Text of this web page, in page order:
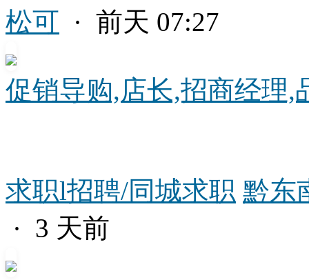
松可 · 前天 07:27
促销导购,店长,招商经理,
求职l招聘/同城求职 黔东
· 3 天前